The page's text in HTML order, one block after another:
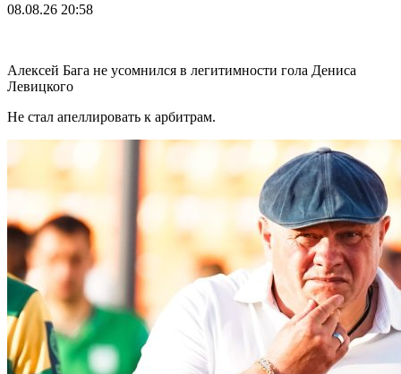
08.08.26 20:58
Алексей Бага не усомнился в легитимности гола Дениса
Левицкого
Не стал апеллировать к арбитрам.